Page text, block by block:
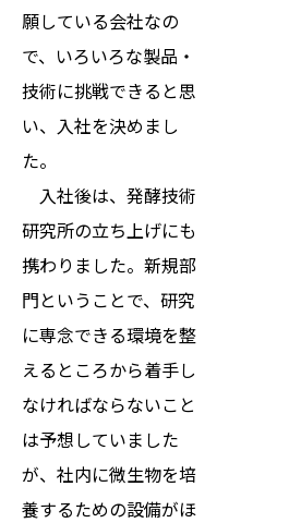
願している会社なの
で、いろいろな製品・
技術に挑戦できると思
い、入社を決めまし
た。
入社後は、発酵技術
研究所の立ち上げにも
携わりました。新規部
門ということで、研究
に専念できる環境を整
えるところから着手し
なければならないこと
は予想していました
が、社内に微生物を培
養するための設備がほ